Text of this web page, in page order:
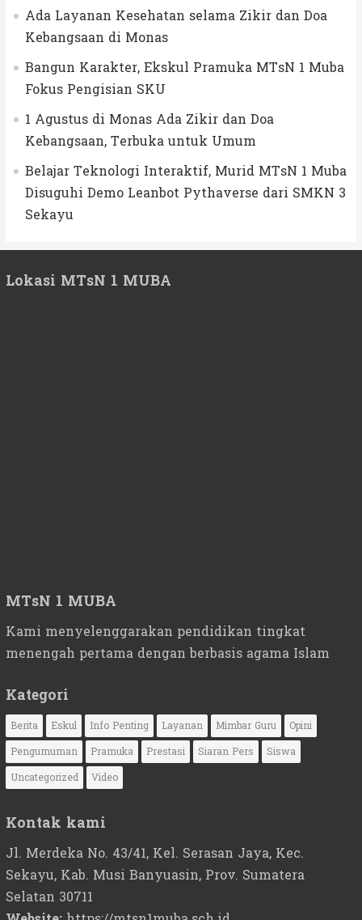
Ada Layanan Kesehatan selama Zikir dan Doa
Kebangsaan di Monas
Bangun Karakter, Ekskul Pramuka MTsN 1 Muba
Fokus Pengisian SKU
1 Agustus di Monas Ada Zikir dan Doa
Kebangsaan, Terbuka untuk Umum
Belajar Teknologi Interaktif, Murid MTsN 1 Muba
Disuguhi Demo Leanbot Pythaverse dari SMKN 3
Sekayu
Lokasi MTsN 1 MUBA
MTsN 1 MUBA
Kami menyelenggarakan pendidikan tingkat
menengah pertama dengan berbasis agama Islam
Kategori
Berita Eskul Info Penting Layanan Mimbar Guru
Opini
Pengumuman
Pramuka Prestasi Siaran Pers
Siswa
Uncategorized
Video
Kontak kami
Jl. Merdeka No. 43/41, Kel. Serasan Jaya, Kec.
Sekayu, Kab. Musi Banyuasin, Prov. Sumatera
Selatan 30711